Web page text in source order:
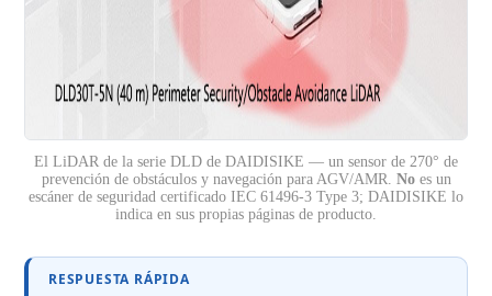
El LiDAR de la serie DLD de DAIDISIKE — un sensor de 270° de
prevención de obstáculos y navegación para AGV/AMR. No es un
escáner de seguridad certificado IEC 61496-3 Type 3; DAIDISIKE lo
indica en sus propias páginas de producto.
RESPUESTA RÁPIDA